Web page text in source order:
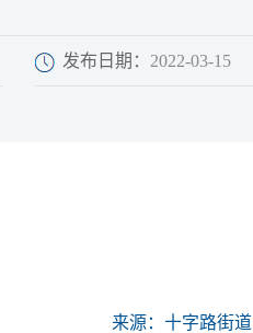
发布日期： 2022-03-15
来源：十字路街道